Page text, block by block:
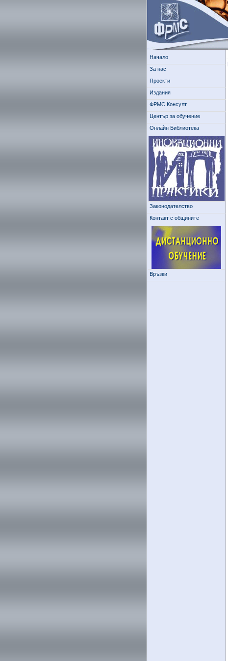
Начало
За нас
Проекти
Издания
ФРМС Консулт
Център за обучение
Онлайн Библиотека
Законодателство
Контакт с общините
Връзки